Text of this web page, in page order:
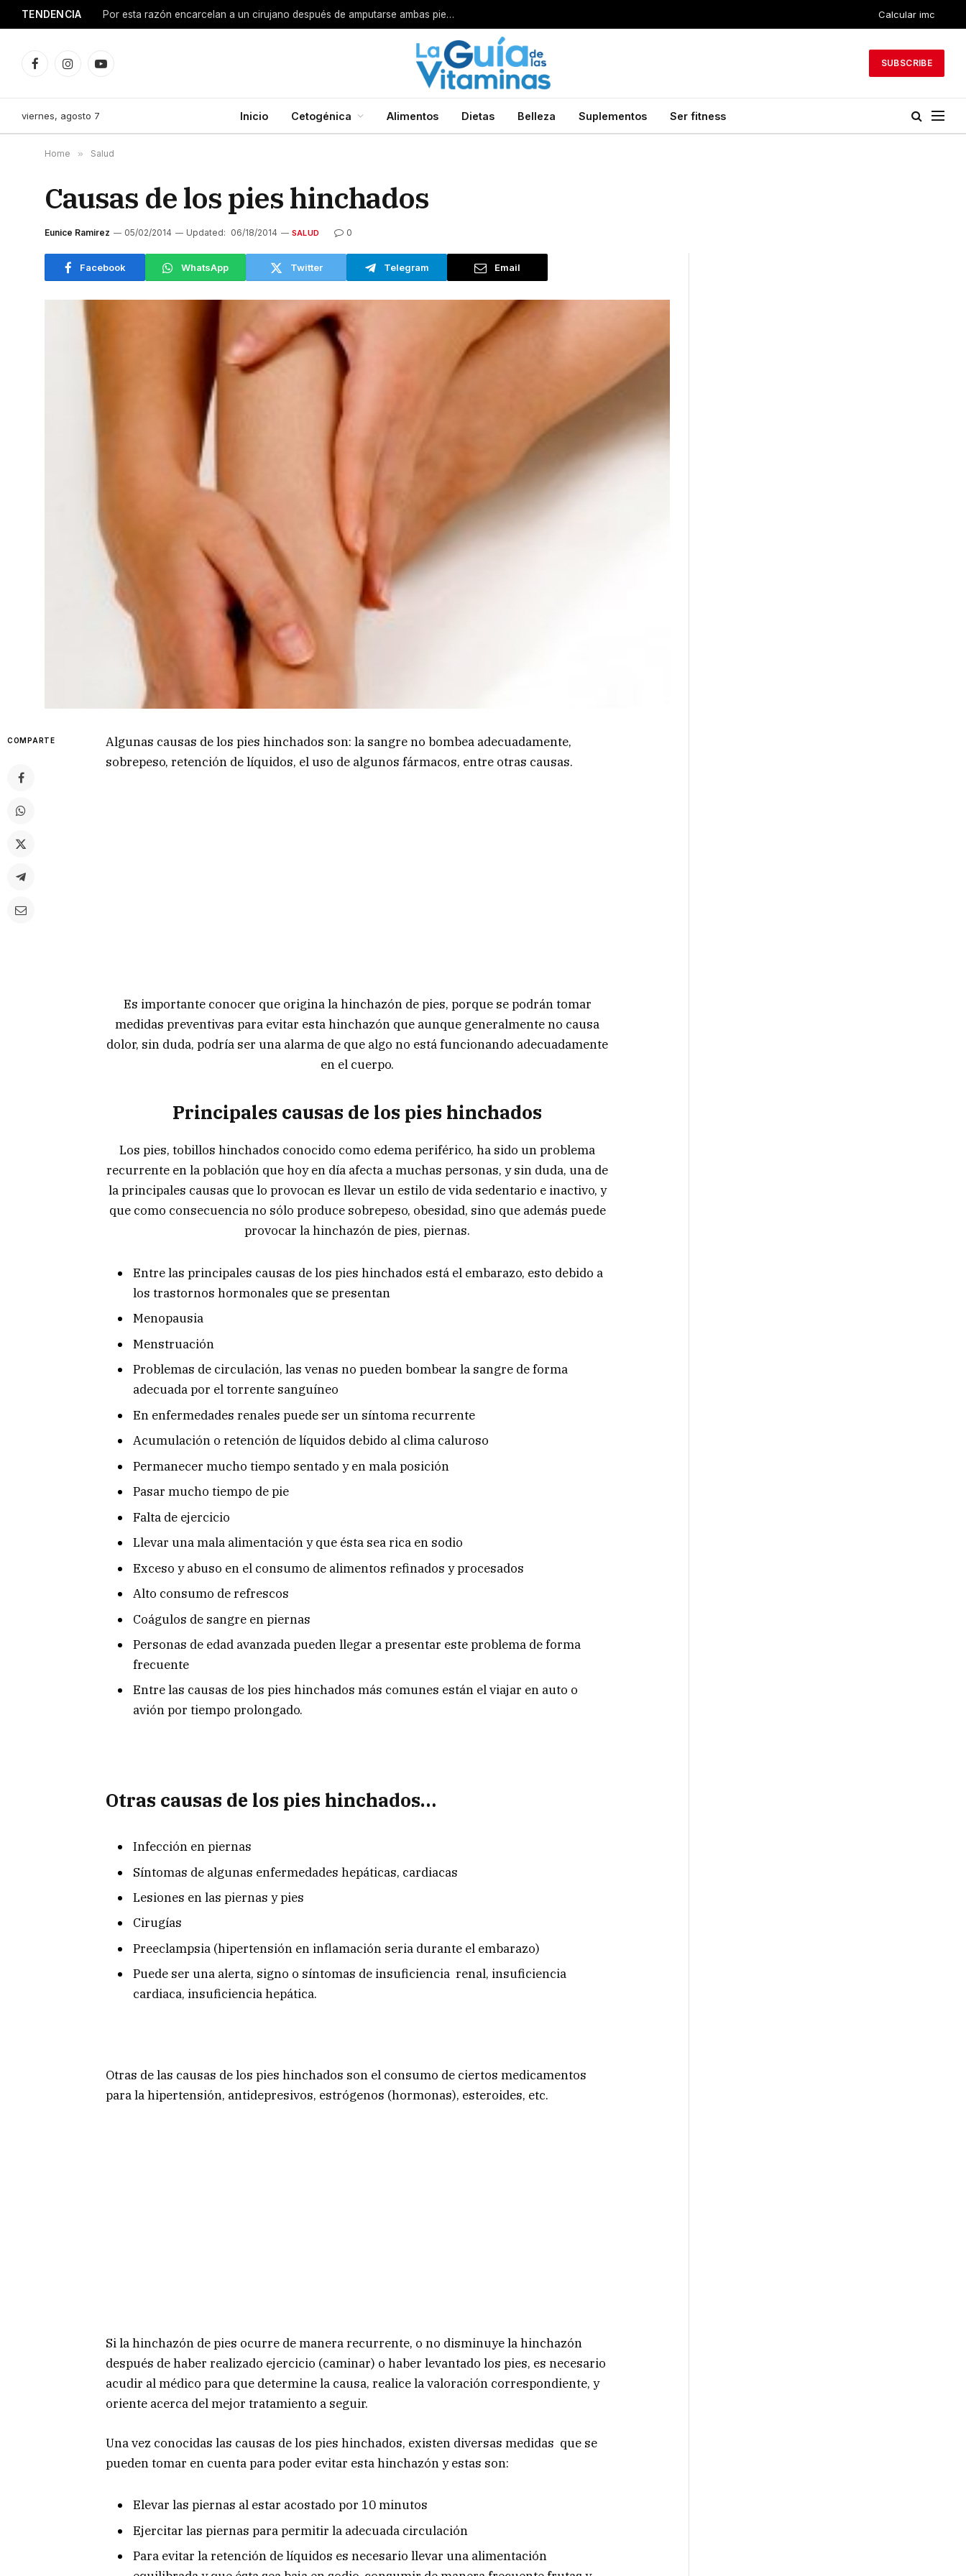
TENDENCIA Por esta razón encarcelan a un cirujano después de amputarse ambas piernas Calcular imc
FacebookInstagramYouTube
SUBSCRIBE
viernes, agosto 7 Inicio Cetogénica Alimentos Dietas Belleza Suplementos Ser fitness
Home » Salud
Causas de los pies hinchados
Eunice Ramirez 05/02/2014 Updated: 06/18/2014 SALUD 0
Facebook WhatsApp Twitter Telegram Email
COMPARTE
Algunas causas de los pies hinchados son: la sangre no bombea adecuadamente,
sobrepeso, retención de líquidos, el uso de algunos fármacos, entre otras causas.
Es importante conocer que origina la hinchazón de pies, porque se podrán tomar
medidas preventivas para evitar esta hinchazón que aunque generalmente no causa
dolor, sin duda, podría ser una alarma de que algo no está funcionando adecuadamente
en el cuerpo.
Principales causas de los pies hinchados
Los pies, tobillos hinchados conocido como edema periférico, ha sido un problema
recurrente en la población que hoy en día afecta a muchas personas, y sin duda, una de
la principales causas que lo provocan es llevar un estilo de vida sedentario e inactivo, y
que como consecuencia no sólo produce sobrepeso, obesidad, sino que además puede
provocar la hinchazón de pies, piernas.
Entre las principales causas de los pies hinchados está el embarazo, esto debido a
los trastornos hormonales que se presentan
Menopausia
Menstruación
Problemas de circulación, las venas no pueden bombear la sangre de forma
adecuada por el torrente sanguíneo
En enfermedades renales puede ser un síntoma recurrente
Acumulación o retención de líquidos debido al clima caluroso
Permanecer mucho tiempo sentado y en mala posición
Pasar mucho tiempo de pie
Falta de ejercicio
Llevar una mala alimentación y que ésta sea rica en sodio
Exceso y abuso en el consumo de alimentos refinados y procesados
Alto consumo de refrescos
Coágulos de sangre en piernas
Personas de edad avanzada pueden llegar a presentar este problema de forma
frecuente
Entre las causas de los pies hinchados más comunes están el viajar en auto o
avión por tiempo prolongado.
Otras causas de los pies hinchados…
Infección en piernas
Síntomas de algunas enfermedades hepáticas, cardiacas
Lesiones en las piernas y pies
Cirugías
Preeclampsia (hipertensión en inflamación seria durante el embarazo)
Puede ser una alerta, signo o síntomas de insuficiencia renal, insuficiencia
cardiaca, insuficiencia hepática.
Otras de las causas de los pies hinchados son el consumo de ciertos medicamentos
para la hipertensión, antidepresivos, estrógenos (hormonas), esteroides, etc.
Si la hinchazón de pies ocurre de manera recurrente, o no disminuye la hinchazón
después de haber realizado ejercicio (caminar) o haber levantado los pies, es necesario
acudir al médico para que determine la causa, realice la valoración correspondiente, y
oriente acerca del mejor tratamiento a seguir.
Una vez conocidas las causas de los pies hinchados, existen diversas medidas que se
pueden tomar en cuenta para poder evitar esta hinchazón y estas son:
Elevar las piernas al estar acostado por 10 minutos
Ejercitar las piernas para permitir la adecuada circulación
Para evitar la retención de líquidos es necesario llevar una alimentación